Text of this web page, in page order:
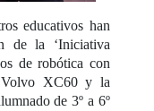
educativos han
de la ‘Iniciativa
de robótica con
Volvo XC60 y la
de 3º a 6º